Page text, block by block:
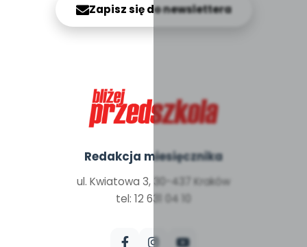
Zapisz się do newslettera
Redakcja miesięcznika
ul. Kwiatowa 3, 30-437 Kraków
tel: 12 631 04 10